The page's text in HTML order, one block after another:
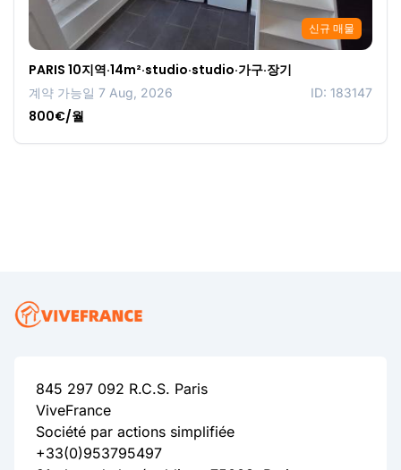
신규 매물
PARIS 10지역·14m²·studio·studio·가구·장기
계약 가능일 7 Aug, 2026 ID: 183147
800€/월
845 297 092 R.C.S. Paris
ViveFrance
Société par actions simplifiée
+33(0)953795497